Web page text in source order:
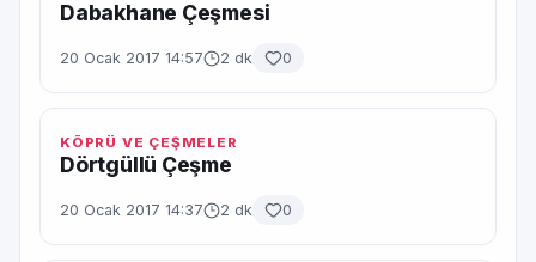
Dabakhane Çeşmesi
20 Ocak 2017 14:57 2 dk 0
KÖPRÜ VE ÇEŞMELER
Dörtgüllü Çeşme
20 Ocak 2017 14:37 2 dk 0